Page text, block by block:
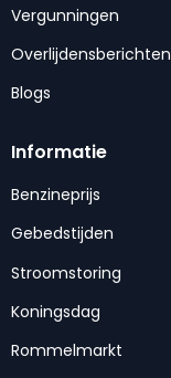
Vergunningen
Overlijdensberichten
Blogs
Informatie
Benzineprijs
Gebedstijden
Stroomstoring
Koningsdag
Rommelmarkt